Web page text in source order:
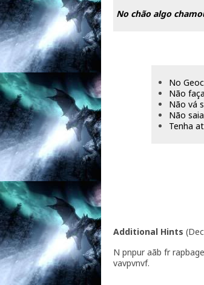
No chão algo
No
Não
Não vá
Não
Tenha
Additional Hints (
N pnpur aãb fr
vavpvnvf.